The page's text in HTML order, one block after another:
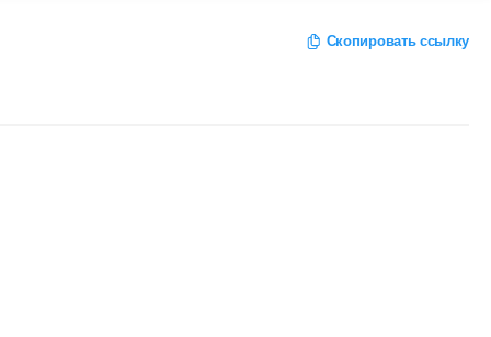
Скопировать ссылку